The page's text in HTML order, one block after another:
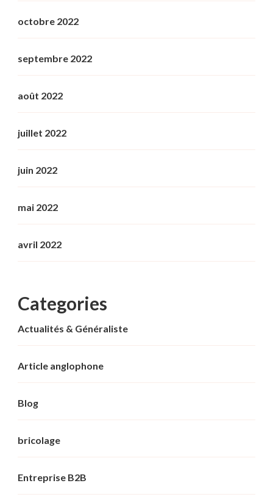
octobre 2022
septembre 2022
août 2022
juillet 2022
juin 2022
mai 2022
avril 2022
Categories
Actualités & Généraliste
Article anglophone
Blog
bricolage
Entreprise B2B